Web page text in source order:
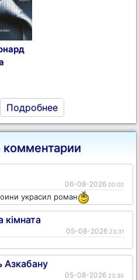
Подробнее
06-08-2026 00:00
украсил роман
кімната
05-08-2026 23:31
Азкабану
05-08-2026 23:30